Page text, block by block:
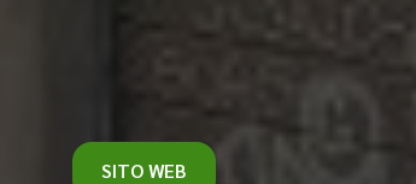
SITO WEB